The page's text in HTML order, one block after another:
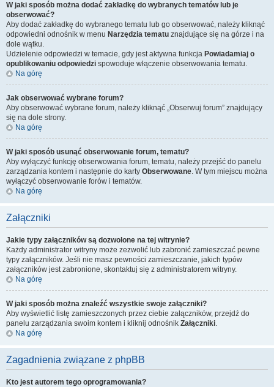
W jaki sposób można dodać zakładkę do wybranych tematów lub je
obserwować?
Aby dodać zakładkę do wybranego tematu lub go obserwować, należy kliknąć
odpowiedni odnośnik w menu Narzędzia tematu znajdujące się na górze i na
dole wątku.
Udzielenie odpowiedzi w temacie, gdy jest aktywna funkcja Powiadamiaj o
opublikowaniu odpowiedzi spowoduje włączenie obserwowania tematu.
Na górę
Jak obserwować wybrane forum?
Aby obserwować wybrane forum, należy kliknąć „Obserwuj forum” znajdujący
się na dole strony.
Na górę
W jaki sposób usunąć obserwowanie forum, tematu?
Aby wyłączyć funkcję obserwowania forum, tematu, należy przejść do panelu
zarządzania kontem i następnie do karty Obserwowane. W tym miejscu można
wyłączyć obserwowanie forów i tematów.
Na górę
Załączniki
Jakie typy załączników są dozwolone na tej witrynie?
Każdy administrator witryny może zezwolić lub zabronić zamieszczać pewne
typy załączników. Jeśli nie masz pewności zamieszczanie, jakich typów
załączników jest zabronione, skontaktuj się z administratorem witryny.
Na górę
W jaki sposób można znaleźć wszystkie swoje załączniki?
Aby wyświetlić listę zamieszczonych przez ciebie załączników, przejdź do
panelu zarządzania swoim kontem i kliknij odnośnik Załączniki.
Na górę
Zagadnienia związane z phpBB
Kto jest autorem tego oprogramowania?